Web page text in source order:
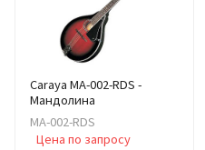
Caraya MA-002-RDS -
Мандолина
MA-002-RDS
Цена по запросу